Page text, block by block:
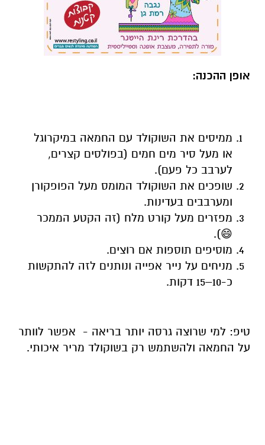
אופן ההכנה:
ממיסים את השוקולד עם החמאה במיקרוגל
או מעל סיר מים חמים (בפולסים קצרים,
לערבב כל פעם).
שופכים את השוקולד המומס מעל הפופקורן
ומערבבים בעדינות.
מפזרים מעל קורט מלח (זה הקטע הממכר
😄).
מוסיפים תוספות אם רוצים.
מניחים על נייר אפייה ונותנים לזה להתקשות
כ-10–15 דקות.
טיפ: למי שרוצה גרסה יותר בריאה - אפשר לוותר
על החמאה ולהשתמש רק בשוקולד מריר איכותי.